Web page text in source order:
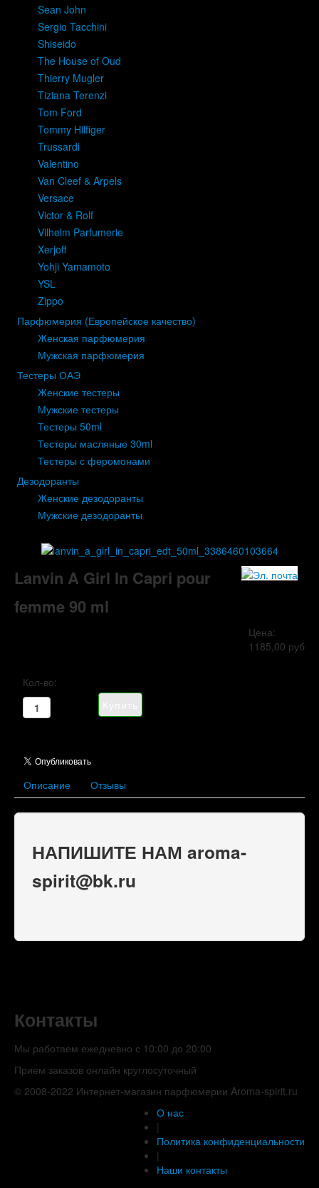
Sean John
Sergio Tacchini
Shiseido
The House of Oud
Thierry Mugler
Tiziana Terenzi
Tom Ford
Tommy Hilfiger
Trussardi
Valentino
Van Cleef & Arpels
Versace
Victor & Rolf
Vilhelm Parfumerie
Xerjoff
Yohji Yamamoto
YSL
Zippo
Парфюмерия (Европейское качество)
Женская парфюмерия
Мужская парфюмерия
Тестеры ОАЭ
Женские тестеры
Мужские тестеры
Тестеры 50ml
Тестеры масляные 30ml
Тестеры с феромонами
Дезодоранты
Женские дезодоранты
Мужские дезодоранты
Lanvin A Girl In Capri pour
femme 90 ml
Цена:
1185,00 руб
Кол-во:
Описание Отзывы
НАПИШИТЕ НАМ aroma-
spirit@bk.ru
Контакты
Мы работаем ежедневно с 10:00 до 20:00
Прием заказов онлайн круглосуточный
© 2008-2022 Интернет-магазин парфюмерии Aroma-spirit.ru
О нас
|
Политика конфиденциальности
|
Наши контакты